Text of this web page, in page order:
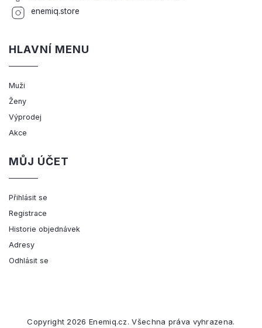
enemiq.store
HLAVNÍ MENU
Muži
Ženy
Výprodej
Akce
MŮJ ÚČET
Přihlásit se
Registrace
Historie objednávek
Adresy
Odhlásit se
Copyright 2026 Enemiq.cz. Všechna práva vyhrazena.